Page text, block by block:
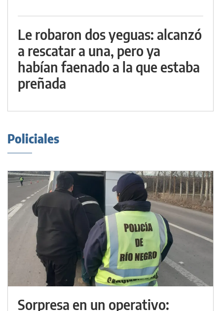
Le robaron dos yeguas: alcanzó
a rescatar a una, pero ya
habían faenado a la que estaba
preñada
Policiales
Sorpresa en un operativo: